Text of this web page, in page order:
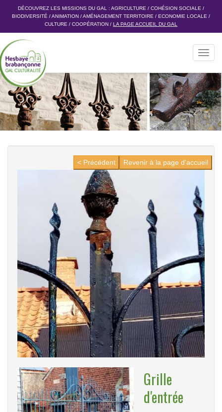
DÉCOUVREZ LES MISSIONS DU GAL : AGRICULTURE / COHÉSION SOCIALE /
BIODIVERSITÉ /ANIMATION /AMÉNAGEMENT TERRITOIRE / ECONOMIE LOCALE /
CULTURE / COOPÉRATION / LA PAGE ACCUEIL DU GAL
Revenir à la page d'accueil
< Précédent
Grille
d'entrée